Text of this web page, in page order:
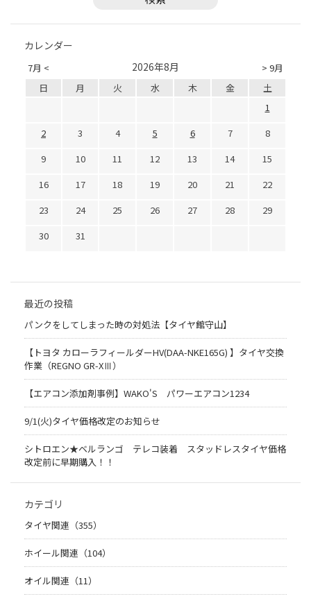
カレンダー
7月 < > 9月
2026年8月
日 月 火 水 木 金
土
1
2
3 4 5 6 7
8
9
10 11 12 13 14
15
16
17 18 19 20 21
22
23
24 25 26 27 28
29
30
31
最近の投稿
パンクをしてしまった時の対処法【タイヤ館守山】
【トヨタ カローラフィールダーHV(DAA-NKE165G) 】タイヤ交換
作業（REGNO GR-XⅢ）
【エアコン添加剤事例】WAKO'S パワーエアコン1234
9/1(火)タイヤ価格改定のお知らせ
シトロエン★ベルランゴ テレコ装着 スタッドレスタイヤ価格
改定前に早期購入！！
カテゴリ
タイヤ関連（355）
ホイール関連（104）
オイル関連（11）